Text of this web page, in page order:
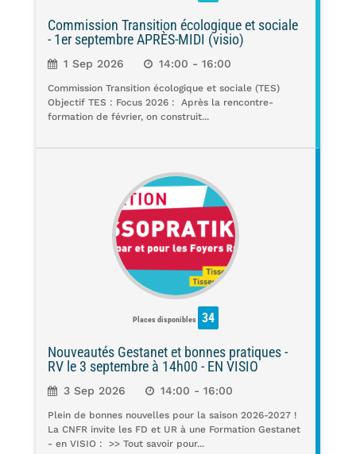
Commission Transition écologique et sociale
- 1er septembre APRÈS-MIDI (visio)
1 Sep 2026 14:00 - 16:00
Commission Transition écologique et sociale (TES)
Objectif TES : Focus 2026 : Après la rencontre-
formation de février, on construit...
Places disponibles 34
Nouveautés Gestanet et bonnes pratiques -
RV le 3 septembre à 14h00 - EN VISIO
3 Sep 2026 14:00 - 16:00
Plein de bonnes nouvelles pour la saison 2026-2027 !
La CNFR invite les FD et UR à une Formation Gestanet
- en VISIO : >> Tout savoir pour...